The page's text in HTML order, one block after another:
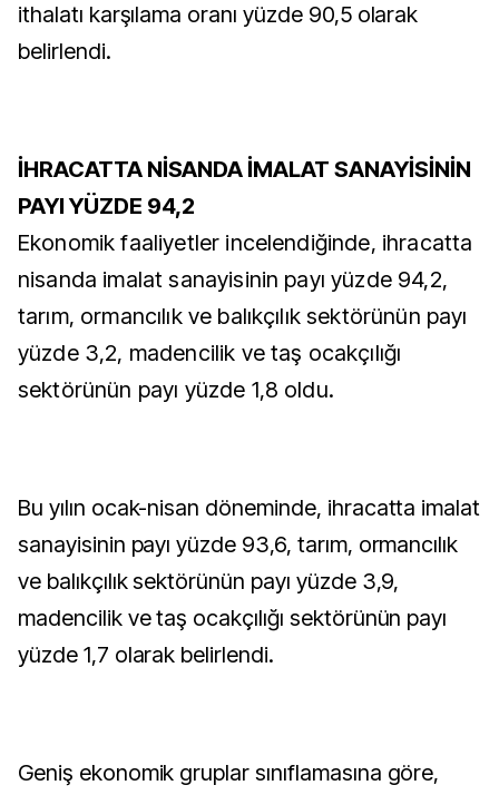
ithalatı karşılama oranı yüzde 90,5 olarak
belirlendi.
İHRACATTA NİSANDA İMALAT SANAYİSİNİN
PAYI YÜZDE 94,2
Ekonomik faaliyetler incelendiğinde, ihracatta
nisanda imalat sanayisinin payı yüzde 94,2,
tarım, ormancılık ve balıkçılık sektörünün payı
yüzde 3,2, madencilik ve taş ocakçılığı
sektörünün payı yüzde 1,8 oldu.
Bu yılın ocak-nisan döneminde, ihracatta imalat
sanayisinin payı yüzde 93,6, tarım, ormancılık
ve balıkçılık sektörünün payı yüzde 3,9,
madencilik ve taş ocakçılığı sektörünün payı
yüzde 1,7 olarak belirlendi.
Geniş ekonomik gruplar sınıflamasına göre,